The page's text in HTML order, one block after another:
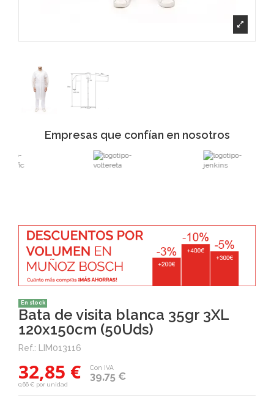
Empresas que confían en nosotros
En stock
Bata de visita blanca 35gr 3XL
120x150cm (50Uds)
Ref.: LIM013116
32,85 € 39,75 €
Con IVA
0,66 € por unidad